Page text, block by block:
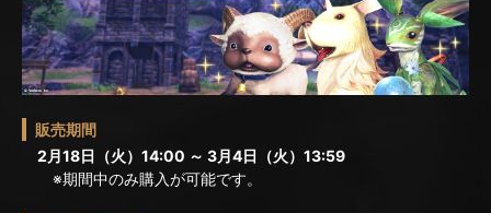
販売期間
2月18日（火）14:00 ～ 3月4日（火）13:59
※期間中のみ購入が可能です。